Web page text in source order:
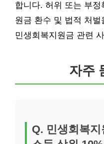
합니다. 허위 또는 부
원금 환수 및 법적 처
민생회복지원금 관련
자주
Q. 민생회복지